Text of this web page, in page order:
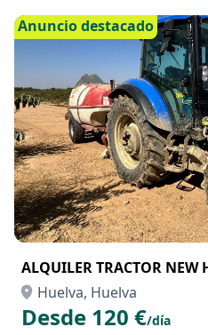
Anuncio destacado
ALQUILER TRACTOR NEW
Huelva, Huelva
Desde 120 €/día